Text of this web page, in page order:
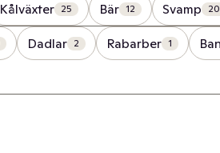
Kålväxter 25 Bär 12 Svamp 20
Dadlar 2 Rabarber 1